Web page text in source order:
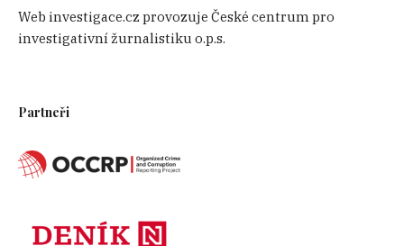
Web investigace.cz provozuje České centrum pro
investigativní žurnalistiku o.p.s.
Partneři